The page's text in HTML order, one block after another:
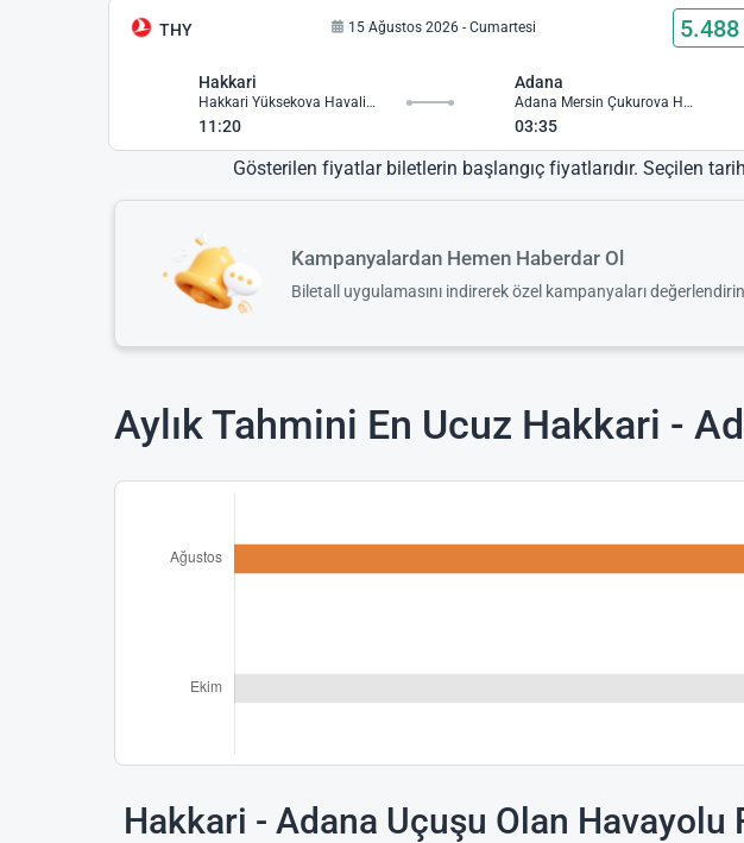
THY 15 Ağustos 2026 - Cumartesi
Hakkari
Hakkari Yüksekova Havalimanı
11:20
Adana
Adana Mersin Çukurova Havalimanı
03:35
Gösterilen fiyatlar biletlerin başlangıç fiyatlarıdır. Seçilen
Kampanyalardan Hemen Haberdar Ol
Biletall uygulamasını indirerek özel kampanyaları değerlendirin
Aylık Tahmini En Ucuz Hakkari -
Hakkari - Adana Uçuşu Olan Havayolu